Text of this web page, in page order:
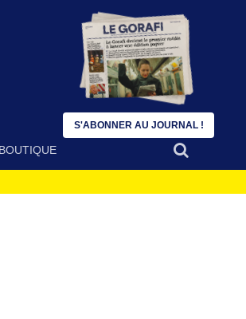
BOUTIQUE
S'ABONNER AU JOURNAL !